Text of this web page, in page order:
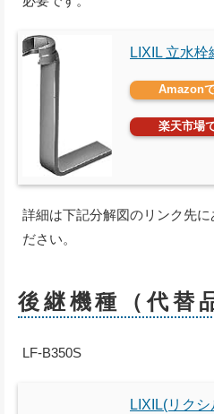
LIXIL 立水
Amazon
楽天市場
詳細は下記分解図のリンク先
ださい。
後継機種（代替
LF-B350S
LIXIL(リク